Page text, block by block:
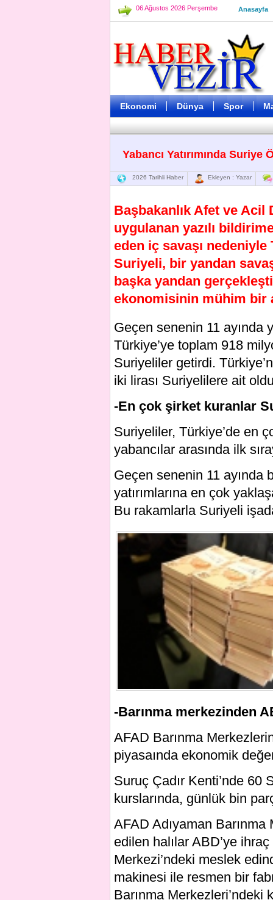
06 Ağustos 2026 Perşembe Anasayfa
Ekonomi Dünya Spor
Yabancı Yatırımında Suriye
2026 Tarihli Haber Ekleyen : Yazar
Başbakanlık Afet ve Acil
uygulanan yazılı
eden iç savaşı nedeniyle
Suriyeli, bir yandan
başka yandan
ekonomisinin mühim bir
Geçen senenin 11 ayında
Türkiye’ye toplam 918
Suriyeliler getirdi.
iki lirası Suriyelilere ait
-En çok şirket kuranlar
Suriyeliler, Türkiye’de en
yabancılar arasında ilk
Geçen senenin 11 ayında
yatırımlarına en çok
Bu rakamlarla Suriyeli
-Barınma merkezinden
AFAD Barınma
piyasaında ekonomik
Suruç Çadır Kenti’nde
kurslarında, günlük bin
AFAD Adıyaman
edilen halılar ABD’ye
Merkezi’ndeki meslek
makinesi ile resmen bir
Barınma